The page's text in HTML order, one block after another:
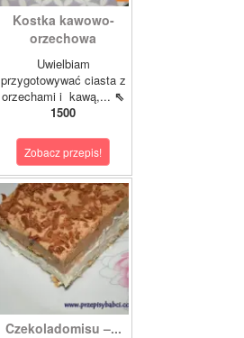
Kostka kawowo-
orzechowa
Uwielbiam
przygotowywać ciasta z
orzechami i kawą,... ⇖
1500
Zobacz przepis!
Czekoladomisu –...